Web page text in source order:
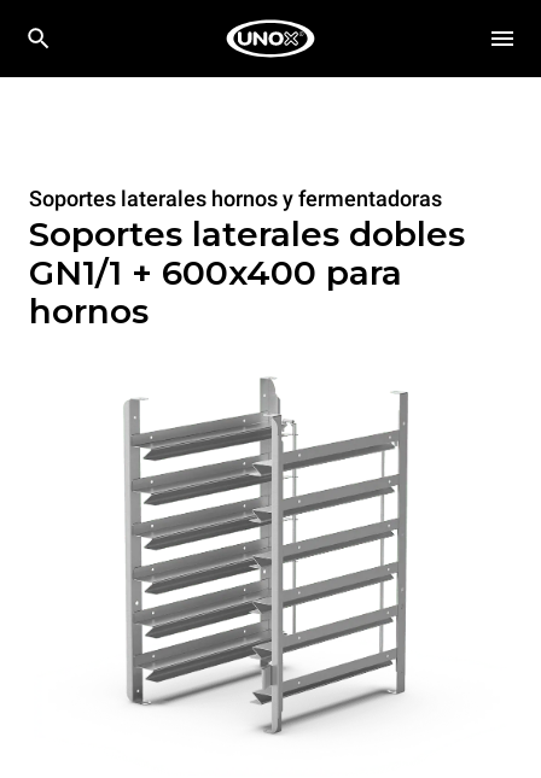
Soportes laterales hornos y fermentadoras
Soportes laterales dobles
GN1/1 + 600x400 para
hornos